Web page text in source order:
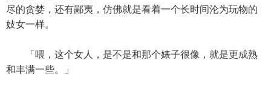
尽的贪婪，还有鄙夷，仿佛就是看着一个长时间沦为玩物的
妓女一样。
「喂，这个女人，是不是和那个婊子很像，就是更成熟
和丰满一些。」